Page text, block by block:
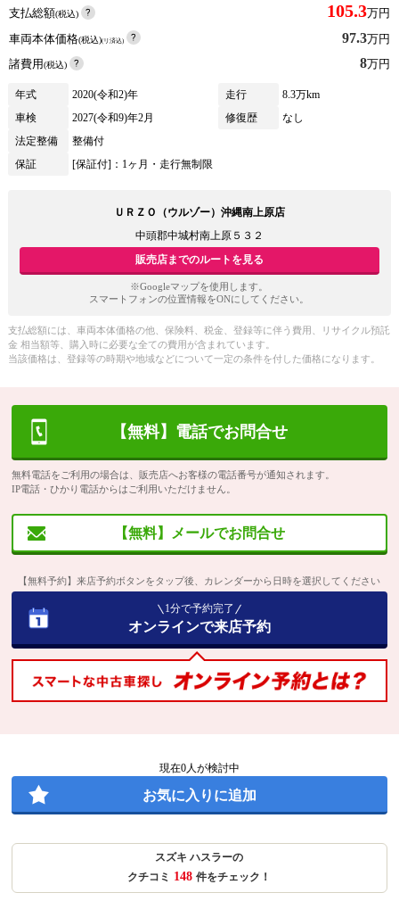
支払総額(税込) 105.3万円
車両本体価格(税込)(リ済込) 97.3万円
諸費用(税込) 8万円
年式 2020(令和2)年 走行
8.3万km
車検
2027(令和9)年2月 修復歴
なし
法定整備
整備付
保証
[保証付]：1ヶ月・走行無制限
ＵＲＺＯ（ウルゾー）沖縄南上原店
中頭郡中城村南上原５３２
販売店までのルートを見る
※Googleマップを使用します。
スマートフォンの位置情報をONにしてください。
支払総額には、車両本体価格の他、保険料、税金、登録等に伴う費用、リサイクル預託
金 相当額等、購入時に必要な全ての費用が含まれています。
当該価格は、登録等の時期や地域などについて一定の条件を付した価格になります。
【無料】電話でお問合せ
無料電話をご利用の場合は、販売店へお客様の電話番号が通知されます。
IP電話・ひかり電話からはご利用いただけません。
【無料】メールでお問合せ
【無料予約】来店予約ボタンをタップ後、カレンダーから日時を選択してください
1分で予約完了
オンラインで来店予約
現在0人が検討中
お気に入りに追加
スズキ ハスラーの
クチコミ 148 件をチェック！